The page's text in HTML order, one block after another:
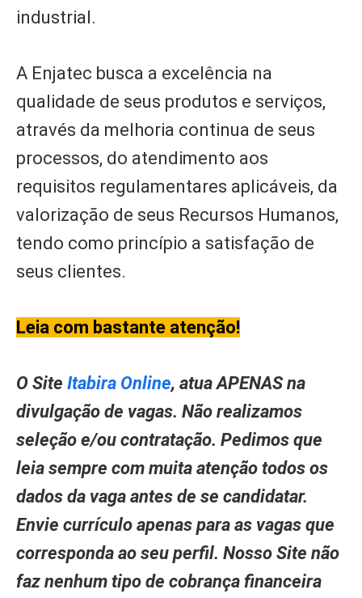
industrial.
A Enjatec busca a excelência na
qualidade de seus produtos e serviços,
através da melhoria continua de seus
processos, do atendimento aos
requisitos regulamentares aplicáveis, da
valorização de seus Recursos Humanos,
tendo como princípio a satisfação de
seus clientes.
Leia com bastante atenção!
O Site Itabira Online, atua APENAS na
divulgação de vagas. Não realizamos
seleção e/ou contratação. Pedimos que
leia sempre com muita atenção todos os
dados da vaga antes de se candidatar.
Envie currículo apenas para as vagas que
corresponda ao seu perfil. Nosso Site não
faz nenhum tipo de cobrança financeira